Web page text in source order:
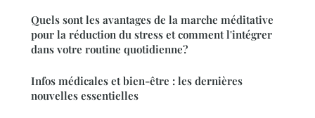
Quels sont les avantages de la marche méditative
pour la réduction du stress et comment l'intégrer
dans votre routine quotidienne?
Infos médicales et bien-être : les dernières
nouvelles essentielles